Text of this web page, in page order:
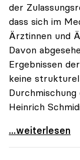
der
dass sich im
Ärztinnen und
Davon
Ergebnissen
keine
Heinrich
Uni-Zugang:
...weiterlesen